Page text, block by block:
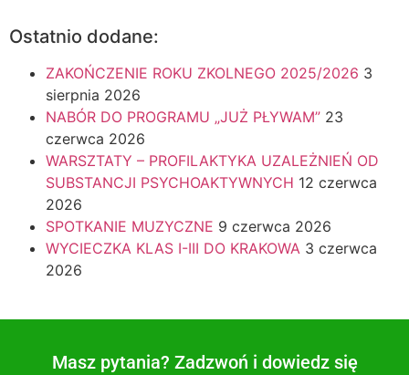
Ostatnio dodane:
ZAKOŃCZENIE ROKU ZKOLNEGO 2025/2026 3
sierpnia 2026
NABÓR DO PROGRAMU „JUŻ PŁYWAM” 23
czerwca 2026
WARSZTATY – PROFILAKTYKA UZALEŻNIEŃ OD
SUBSTANCJI PSYCHOAKTYWNYCH 12 czerwca
2026
SPOTKANIE MUZYCZNE 9 czerwca 2026
WYCIECZKA KLAS I-III DO KRAKOWA 3 czerwca
2026
Masz pytania? Zadzwoń i dowiedz się